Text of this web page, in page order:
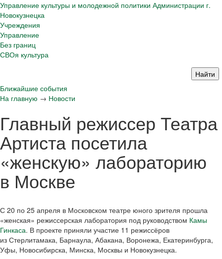
Управление культуры и молодежной политики Администрации г.
Новокузнецка
Учреждения
Управление
Без границ
СВОя культура
Ближайшие события
На главную → Новости
Главный режиссер Театра
Артиста посетила
«женскую» лабораторию
в Москве
С 20 по 25 апреля в Московском театре юного зрителя прошла
«женская» режиссерская лаборатория под руководством Камы
Гинкаса. В проекте приняли участие 11 режиссёров
из Стерлитамака, Барнаула, Абакана, Воронежа, Екатеринбурга,
Уфы, Новосибирска, Минска, Москвы и Новокузнецка.